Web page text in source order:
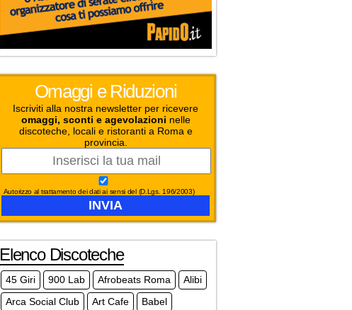
Omaggi e Riduzioni
Iscriviti alla nostra newsletter per ricevere
omaggi, sconti e agevolazioni nelle
discoteche, locali e ristoranti a Roma e
provincia.
Autorizzo al trattamento dei dati ai sensi del (D.Lgs. 196/2003)
Elenco Discoteche
45 Giri 900 Lab Afrobeats Roma
Alibi
Arca Social Club
Art Cafe
Babel